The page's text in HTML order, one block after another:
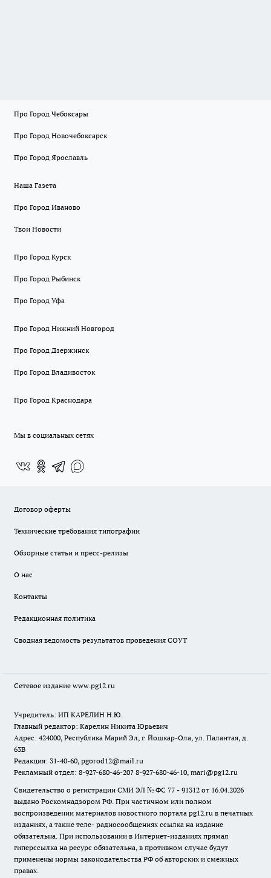
Про Город Чебоксары
Про Город Новочебоксарск
Про Город Ярославль
Наша Газета
Про Город Иваново
Твои Новости
Про Город Курск
Про Город Рыбинск
Про Город Уфа
Про Город Нижний Новгород
Про Город Дзержинск
Про Город Владивосток
Про Город Краснодара
Мы в социальных сетях
Договор оферты
Технические требования типографии
Обзорные статьи и пресс-релизы
О нас
Контакты
Редакционная политика
Сводная ведомость результатов проведения СОУТ
Сетевое издание www.pg12.ru
Учредитель: ИП КАРЕЛИН Н.Ю.
Главный редактор: Карелин Никита Юрьевич
Адрес: 424000, Республика Марий Эл, г. Йошкар-Ола, ул. Палантая, д.
63В
Редакция: 31-40-60, pgorod12@mail.ru
Рекламный отдел: 8-927-680-46-20? 8-927-680-46-10, mari@pg12.ru
Свидетельство о регистрации СМИ ЭЛ № ФС 77 - 91312 от 16.04.2026
выдано Роскомнадзором РФ. При частичном или полном
воспроизведении материалов новостного портала pg12.ru в печатных
изданиях, а также теле- радиосообщениях ссылка на издание
обязательна. При использовании в Интернет-изданиях прямая
гиперссылка на ресурс обязательна, в противном случае будут
применены нормы законодательства РФ об авторских и смежных
правах.